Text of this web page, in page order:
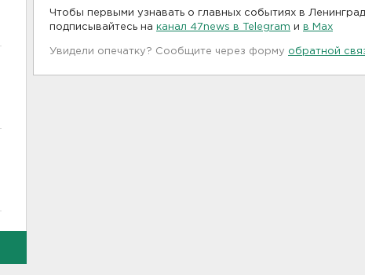
Чтобы первыми узнавать о главных событиях в
подписывайтесь на канал 47news в Telegram и в Maх
Увидели опечатку? Сообщите через форму обратной